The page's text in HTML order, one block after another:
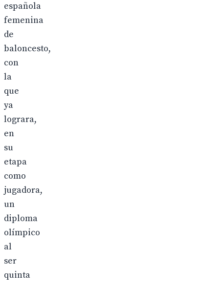
española
femenina
de
baloncesto,
con
la
que
ya
lograra,
en
su
etapa
como
jugadora,
un
diploma
olímpico
al
ser
quinta